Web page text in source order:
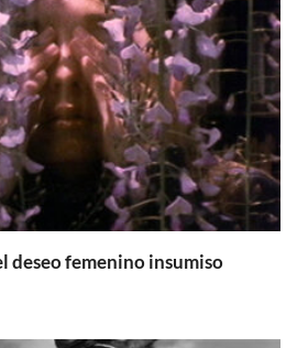
deseo femenino insumiso